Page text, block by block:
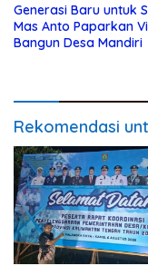
Generasi Baru untuk
Mas Anto Paparkan
Bangun Desa Mandiri
Rekomendasi